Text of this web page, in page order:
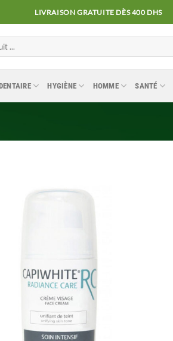
LIVRAISON GRATUITE DÈS 400 DHS
HYGIÈNE HOMME SANTÉ